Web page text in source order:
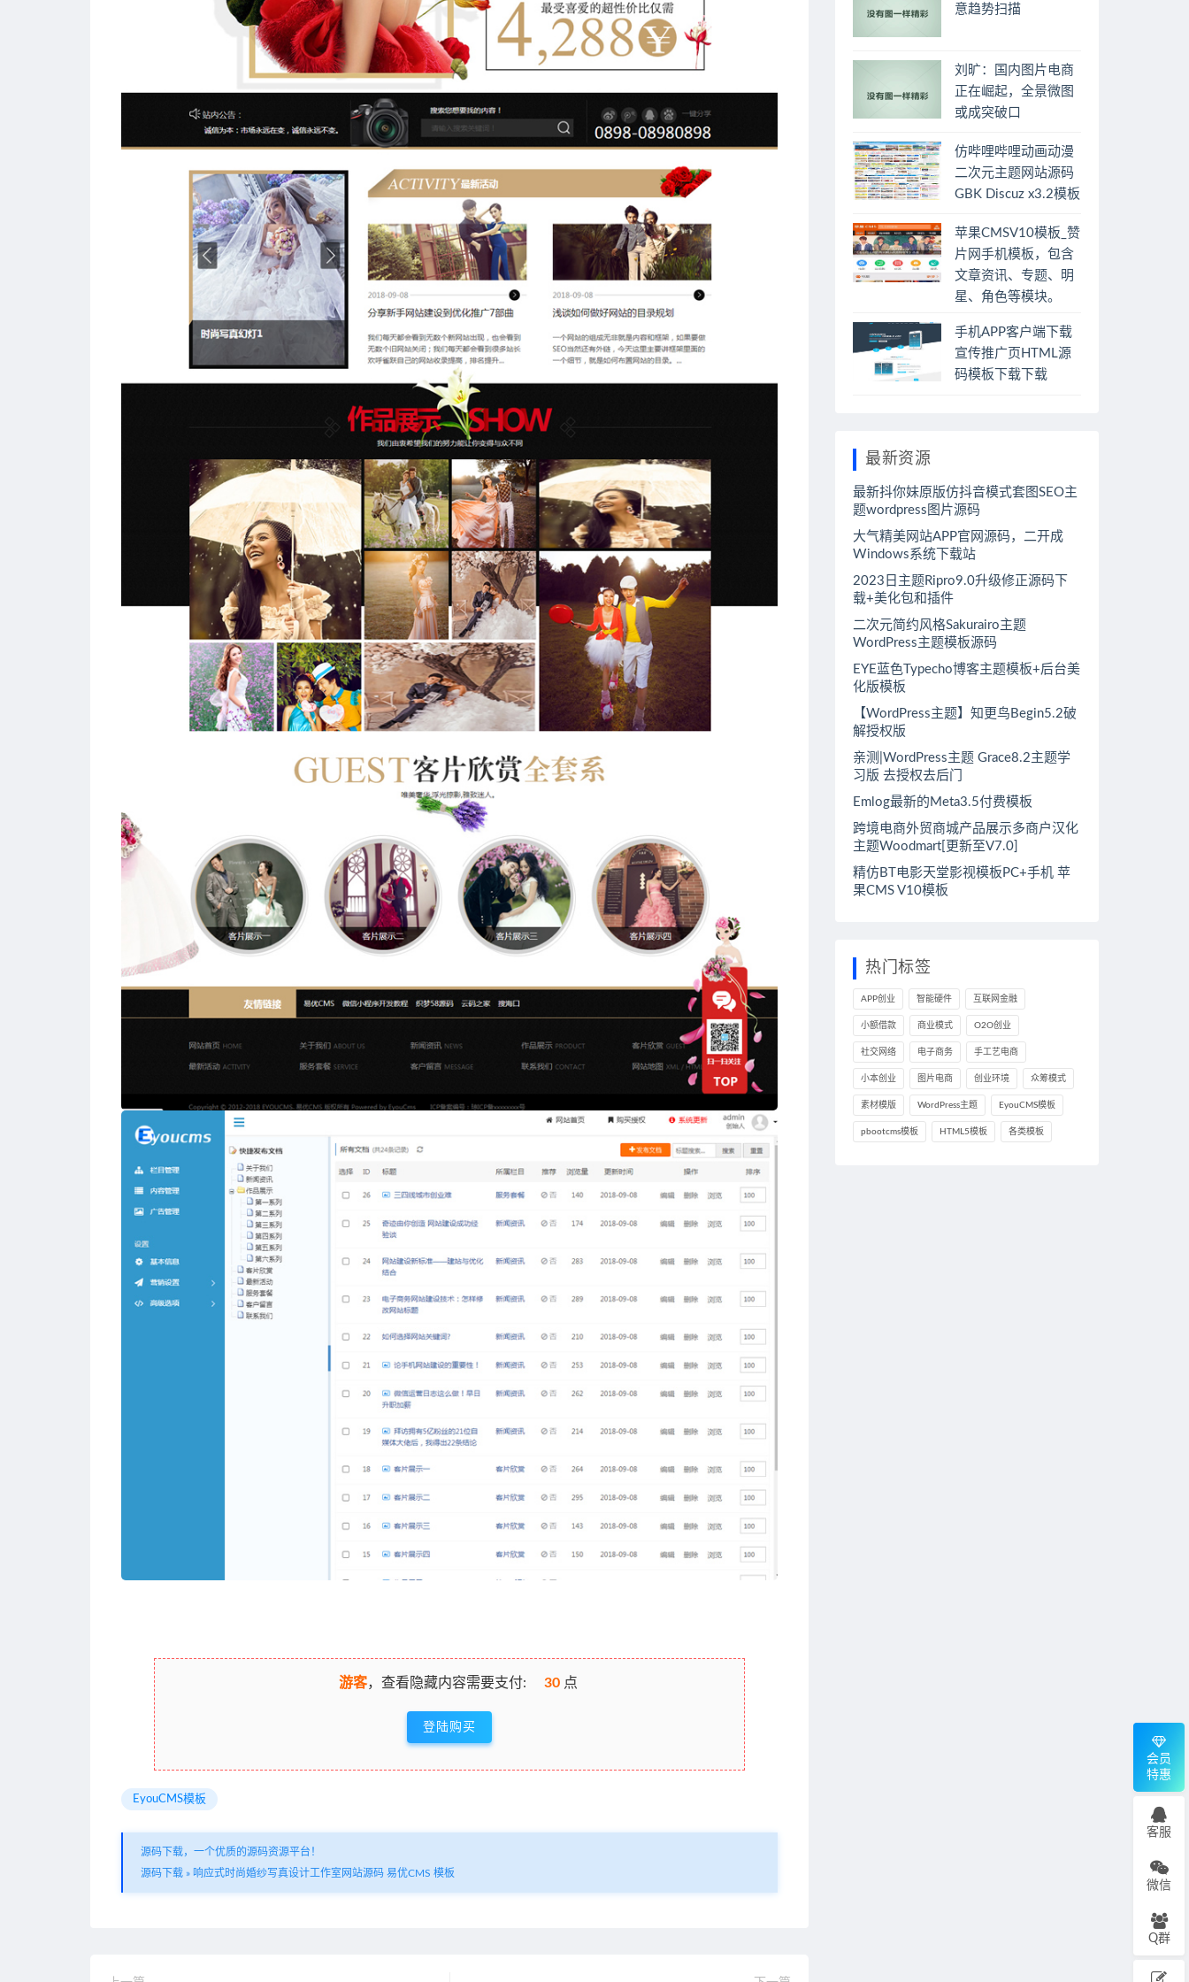
游客，查看隐藏内容需要支付: 30 点
登陆购买
EyouCMS模板
源码下载，一个优质的源码资源平台！
源码下载 » 响应式时尚婚纱写真设计工作室网站源码 易优CMS 模板
意趋势扫描
刘旷：国内图片电商
正在崛起，全景微图
或成突破口
仿哔哩哔哩动画动漫
二次元主题网站源码
GBK Discuz x3.2模板
苹果CMSV10模板_赞
片网手机模板，包含
文章资讯、专题、明
星、角色等模块。
手机APP客户端下载
宣传推广页HTML源
码模板下载下载
最新资源
最新抖你妹原版仿抖音模式套图SEO主
题wordpress图片源码
大气精美网站APP官网源码，二开成
Windows系统下载站
2023日主题Ripro9.0升级修正源码下
载+美化包和插件
二次元简约风格Sakurairo主题
WordPress主题模板源码
EYE蓝色Typecho博客主题模板+后台美
化版模板
【WordPress主题】知更鸟Begin5.2破
解授权版
亲测|WordPress主题 Grace8.2主题学
习版 去授权去后门
Emlog最新的Meta3.5付费模板
跨境电商外贸商城产品展示多商户汉化
主题Woodmart[更新至V7.0]
精仿BT电影天堂影视模板PC+手机 苹
果CMS V10模板
热门标签
APP创业 智能硬件 互联网金融
小额借款 商业模式 O2O创业
社交网络 电子商务 手工艺电商
小本创业 图片电商 创业环境 众筹模式
素材模版 WordPress主题 EyouCMS模板
pbootcms模板 HTML5模板 各类模板
会员
特惠
客服
微信
Q群